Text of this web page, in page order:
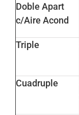
Doble Apart
c/Aire Acond
Triple
Cuadruple